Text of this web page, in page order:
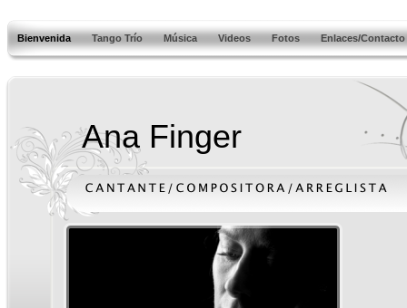
Bienvenida Tango Trío Música Videos Fotos Enlaces/Contacto
Ana Finger